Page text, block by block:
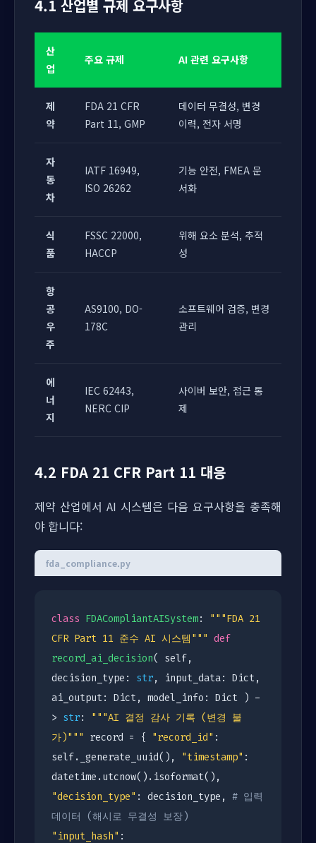
4.1 산업별 규제 요구사항
산
업
주요 규제 AI 관련 요구사항
제
약
FDA 21 CFR
Part 11, GMP
데이터 무결성, 변경
이력, 전자 서명
자
동
차
IATF 16949,
ISO 26262
기능 안전, FMEA 문
서화
식
품
FSSC 22000,
HACCP
위해 요소 분석, 추적
성
항
공
우
주
AS9100, DO-
178C
소프트웨어 검증, 변경
관리
에
너
지
IEC 62443,
NERC CIP
사이버 보안, 접근 통
제
4.2 FDA 21 CFR Part 11 대응
제약 산업에서 AI 시스템은 다음 요구사항을 충족해
야 합니다:
fda_compliance.py
class FDACompliantAISystem:
"""FDA 21
CFR Part 11 준수 AI 시스템""" def
record_ai_decision( self,
decision_type: str, input_data: Dict,
ai_output: Dict, model_info: Dict ) -
> str:
"""AI 결정 감사 기록 (변경 불
가)""" record = { "record_id" :
self._generate_uuid(),
"timestamp" :
datetime.utcnow().isoformat(),
"decision_type" : decision_type, # 입력
데이터 (해시로 무결성 보장)
"input_hash" :